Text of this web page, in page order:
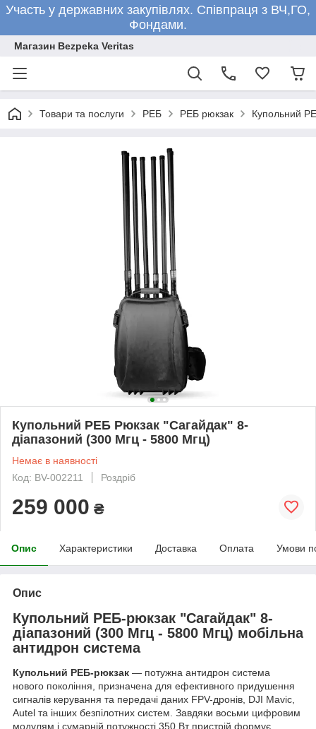
Участь у державних закупівлях. Співпраця з ВЧ,ГО,
Фондами.
Магазин Bezpeka Veritas
Товари та послуги РЕБ РЕБ рюкзак Купольний
Купольний РЕБ Рюкзак "Сагайдак" 8-
діапазоний (300 Мгц - 5800 Мгц)
Немає в наявності
Код: BV-002211
Роздріб
259 000 ₴
Опис Характеристики Доставка Оплата Умови
Опис
Купольний РЕБ-рюкзак "Сагайдак" 8-
діапазоний (300 Мгц - 5800 Мгц) мобільна
антидрон система
Купольний РЕБ-рюкзак — потужна антидрон система
нового покоління, призначена для ефективного придушення
сигналів керування та передачі даних FPV-дронів, DJI Mavic,
Autel та інших безпілотних систем. Завдяки восьми цифровим
модулям і сумарній потужності 350 Вт пристрій формує